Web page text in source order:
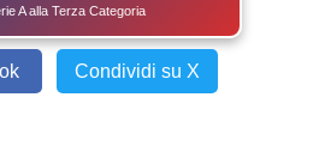
A alla Terza Categoria
Condividi su X